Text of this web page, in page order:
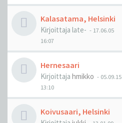
Kalasatama, Helsinki
Kirjoittaja late- - 17.06.05
16:07
Hernesaari
Kirjoittaja hmikko - 05.09.15
13:10
Koivusaari, Helsinki